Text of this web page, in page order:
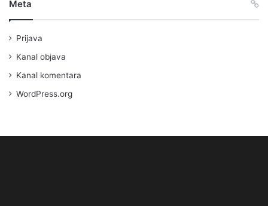
Meta
Prijava
Kanal objava
Kanal komentara
WordPress.org